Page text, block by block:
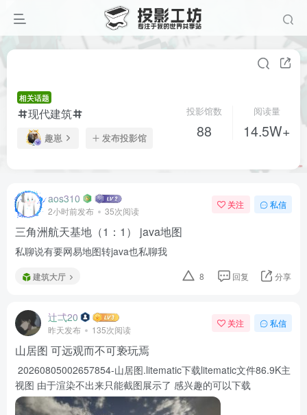
相关话题
现代建筑
趣崽 发布投影馆
投影馆数
88
阅读量
14.5W+
aos310
2小时前发布 35次阅读
关注 私信
三角洲航天基地（1：1） java地图
私聊说有要网易地图转java也私聊我
建筑大厅 8 回复 分享
辻弌20
昨天发布 135次阅读
关注 私信
山居图 可远观而不可亵玩焉
20260805002657854-山居图.litematic下载litematic文件86.9K主
视图 由于渲染不出来只能截图展示了 感兴趣的可以下载